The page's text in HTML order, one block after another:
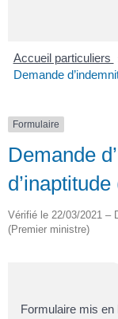
Accueil particuliers
Demande
Formulaire
Demande
Vérifié le 22/03/2021 –
(Premier ministre)
Formulaire mis en